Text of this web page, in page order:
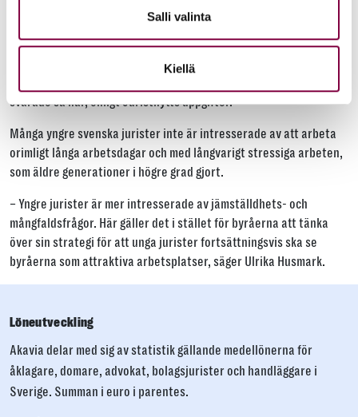
Salli valinta
Kiellä
I Finland har jurister inom offentliga sektorn i högre grad uppgett
att de arbetar hemifrån än de som arbetar på den privata sidan.
Men både jurister från den offentliga som den privata uppger att
svarade så här, enligt Juristnytts uppgifter.
Många yngre svenska jurister inte är intresserade av att arbeta
orimligt långa arbetsdagar och med långvarigt stressiga arbeten,
som äldre generationer i högre grad gjort.
– Yngre jurister är mer intresserade av jämställdhets- och
mångfaldsfrågor. Här gäller det i stället för byråerna att tänka
över sin strategi för att unga jurister fortsättningsvis ska se
byråerna som attraktiva arbetsplatser, säger Ulrika Husmark.
Löneutveckling
Akavia delar med sig av statistik gällande medel­lönerna för
åklagare, domare, advokat, bolagsjurister och handläggare i
Sverige. Summan i euro i parentes.